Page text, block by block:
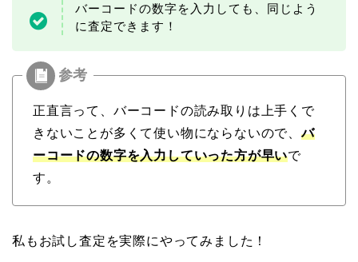
バーコードの数字を入力しても、同じよう
に査定できます！
正直言って、バーコードの読み取りは上手くで
きないことが多くて使い物にならないので、バ
ーコードの数字を入力していった方が早いで
す。
私もお試し査定を実際にやってみました！